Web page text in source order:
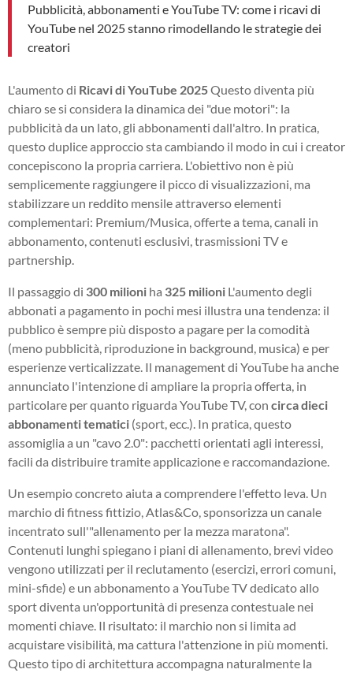
Pubblicità, abbonamenti e YouTube TV: come i ricavi di
YouTube nel 2025 stanno rimodellando le strategie dei
creatori
L'aumento di Ricavi di YouTube 2025Questo diventa più
chiaro se si considera la dinamica dei "due motori": la
pubblicità da un lato, gli abbonamenti dall'altro. In pratica,
questo duplice approccio sta cambiando il modo in cui i creator
concepiscono la propria carriera. L'obiettivo non è più
semplicemente raggiungere il picco di visualizzazioni, ma
stabilizzare un reddito mensile attraverso elementi
complementari: Premium/Musica, offerte a tema, canali in
abbonamento, contenuti esclusivi, trasmissioni TV e
partnership.
Il passaggio di 300 milioni ha 325 milioni L'aumento degli
abbonati a pagamento in pochi mesi illustra una tendenza: il
pubblico è sempre più disposto a pagare per la comodità
(meno pubblicità, riproduzione in background, musica) e per
esperienze verticalizzate. Il management di YouTube ha anche
annunciato l'intenzione di ampliare la propria offerta, in
particolare per quanto riguarda YouTube TV, con circa dieci
abbonamenti tematici (sport, ecc.). In pratica, questo
assomiglia a un "cavo 2.0": pacchetti orientati agli interessi,
facili da distribuire tramite applicazione e raccomandazione.
Un esempio concreto aiuta a comprendere l'effetto leva. Un
marchio di fitness fittizio, Atlas&Co, sponsorizza un canale
incentrato sull'"allenamento per la mezza maratona".
Contenuti lunghi spiegano i piani di allenamento, brevi video
vengono utilizzati per il reclutamento (esercizi, errori comuni,
mini-sfide) e un abbonamento a YouTube TV dedicato allo
sport diventa un'opportunità di presenza contestuale nei
momenti chiave. Il risultato: il marchio non si limita ad
acquistare visibilità, ma cattura l'attenzione in più momenti.
Questo tipo di architettura accompagna naturalmente la